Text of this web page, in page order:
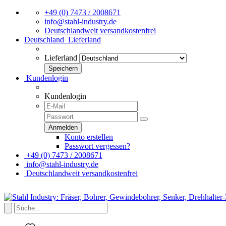
+49 (0) 7473 / 2008671
info@stahl-industry.de
Deutschlandweit versandkostenfrei
Deutschland Lieferland
Lieferland
Kundenlogin
Kundenlogin
Konto erstellen
Passwort vergessen?
+49 (0) 7473 / 2008671
info@stahl-industry.de
Deutschlandweit versandkostenfrei